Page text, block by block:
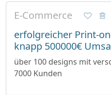
E-Commerce
erfolgreicher Print-
knapp 500000€
über 100 designs mit
7000 Kunden